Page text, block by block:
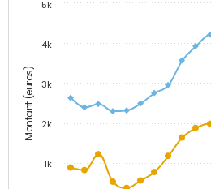
Montant (euros)
1k
2k
3k
4k
5k